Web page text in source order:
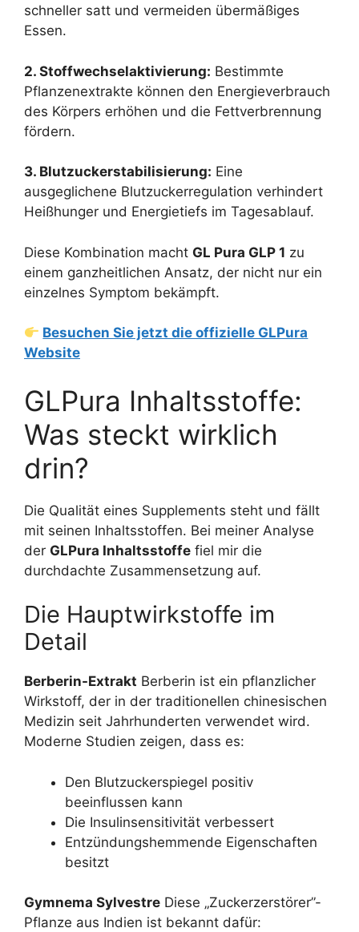
schneller satt und vermeiden übermäßiges
Essen.
2. Stoffwechselaktivierung: Bestimmte
Pflanzenextrakte können den Energieverbrauch
des Körpers erhöhen und die Fettverbrennung
fördern.
3. Blutzuckerstabilisierung: Eine
ausgeglichene Blutzuckerregulation verhindert
Heißhunger und Energietiefs im Tagesablauf.
Diese Kombination macht GL Pura GLP 1 zu
einem ganzheitlichen Ansatz, der nicht nur ein
einzelnes Symptom bekämpft.
Besuchen Sie jetzt die offizielle GLPura
Website
GLPura Inhaltsstoffe:
Was steckt wirklich
drin?
Die Qualität eines Supplements steht und fällt
mit seinen Inhaltsstoffen. Bei meiner Analyse
der GLPura Inhaltsstoffe fiel mir die
durchdachte Zusammensetzung auf.
Die Hauptwirkstoffe im
Detail
Berberin-Extrakt Berberin ist ein pflanzlicher
Wirkstoff, der in der traditionellen chinesischen
Medizin seit Jahrhunderten verwendet wird.
Moderne Studien zeigen, dass es:
Den Blutzuckerspiegel positiv
beeinflussen kann
Die Insulinsensitivität verbessert
Entzündungshemmende Eigenschaften
besitzt
Gymnema Sylvestre Diese „Zuckerzerstörer”-
Pflanze aus Indien ist bekannt dafür: